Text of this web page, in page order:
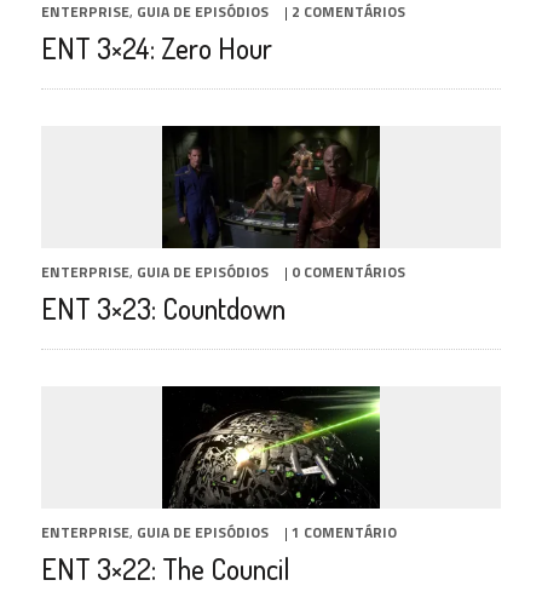
ENTERPRISE, GUIA DE EPISÓDIOS | 2 COMENTÁRIOS
ENT 3×24: Zero Hour
ENTERPRISE, GUIA DE EPISÓDIOS | 0 COMENTÁRIOS
ENT 3×23: Countdown
ENTERPRISE, GUIA DE EPISÓDIOS | 1 COMENTÁRIO
ENT 3×22: The Council